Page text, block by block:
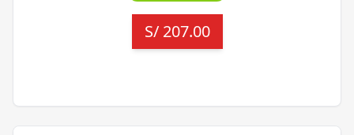
S/ 207.00